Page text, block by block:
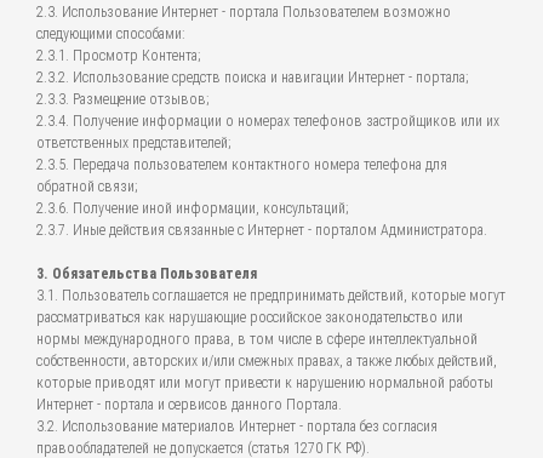
2.3. Использование Интернет - портала Пользователем возможно
следующими способами:
2.3.1. Просмотр Контента;
2.3.2. Использование средств поиска и навигации Интернет - портала;
2.3.3. Размещение отзывов;
2.3.4. Получение информации о номерах телефонов застройщиков или их
ответственных представителей;
2.3.5. Передача пользователем контактного номера телефона для
обратной связи;
2.3.6. Получение иной информации, консультаций;
2.3.7. Иные действия связанные с Интернет - порталом Администратора.
3. Обязательства Пользователя
3.1. Пользователь соглашается не предпринимать действий, которые могут
рассматриваться как нарушающие российское законодательство или
нормы международного права, в том числе в сфере интеллектуальной
собственности, авторских и/или смежных правах, а также любых действий,
которые приводят или могут привести к нарушению нормальной работы
Интернет - портала и сервисов данного Портала.
3.2. Использование материалов Интернет - портала без согласия
правообладателей не допускается (статья 1270 ГК РФ).